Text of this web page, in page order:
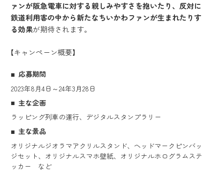
ァンが阪急電車に対する親しみやすさを抱いたり、反対に
鉄道利用客の中から新たなちいかわファンが生まれたりす
る効果が期待されます。
【キャンペーン概要】
応募期間
2023年8月4日～24年3月28日
主な企画
ラッピング列車の運行、デジタルスタンプラリー
主な景品
オリジナルジオラマアクリルスタンド、ヘッドマークピンバッ
ジセット、オリジナルスマホ壁紙、オリジナルホログラムステ
ッカー など